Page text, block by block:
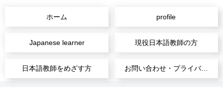
ホーム profile
Japanese learner 現役日本語教師の方
日本語教師をめざす方 お問い合わせ・プライバシーポリシー